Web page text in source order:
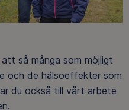
så många som möjligt
och de hälsoeffekter som
du också till vårt arbete